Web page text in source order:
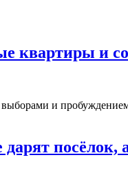
квартиры и
и